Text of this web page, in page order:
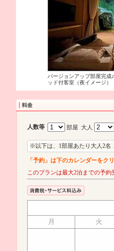
バージョンアップ部屋完
ッド付客室（夜イメージ）
人数等 部屋 大人
※以下は、1部屋あたり大人2名
「予約」は下のカレンダーをク
このプランは最大2泊までの予約
月 火